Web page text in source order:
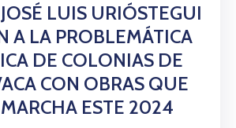
LUIS URIÓSTEGUI
A LA PROBLEMÁTICA
DE COLONIAS DE
CON OBRAS QUE
ESTE 2024